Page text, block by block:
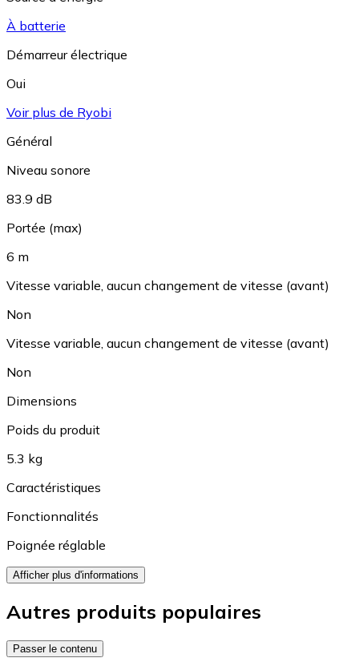
À batterie
Démarreur électrique
Oui
Voir plus de Ryobi
Général
Niveau sonore
83.9 dB
Portée (max)
6 m
Vitesse variable, aucun changement de vitesse (avant)
Non
Vitesse variable, aucun changement de vitesse (avant)
Non
Dimensions
Poids du produit
5.3 kg
Caractéristiques
Fonctionnalités
Poignée réglable
Afficher plus d'informations
Autres produits populaires
Passer le contenu